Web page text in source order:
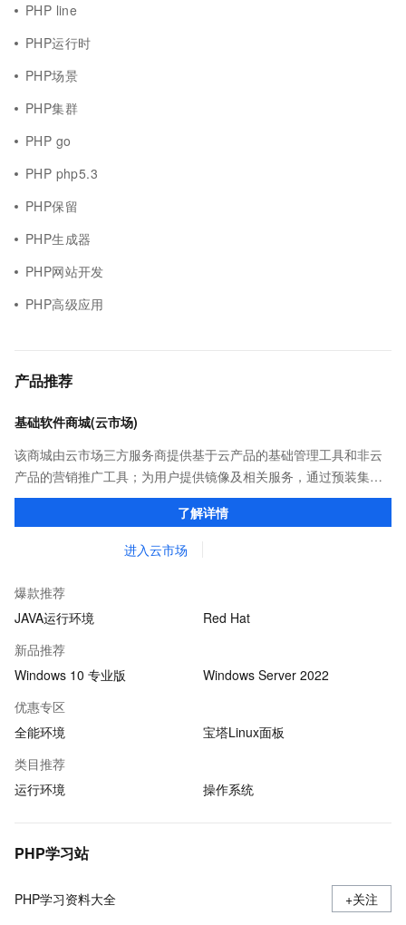
PHP line
PHP运行时
PHP场景
PHP集群
PHP go
PHP php5.3
PHP保留
PHP生成器
PHP网站开发
PHP高级应用
产品推荐
基础软件商城(云市场)
该商城由云市场三方服务商提供基于云产品的基础管理工具和非云
产品的营销推广工具；为用户提供镜像及相关服务，通过预装集成
环境及软件，实现云服务器即开即于阿里云的独立软件类，包括商
业软件、系统软件、营销软件等。了解详情
进入云市场
爆款推荐
JAVA运行环境
Red Hat
新品推荐
Windows 10 专业版
Windows Server 2022
优惠专区
全能环境
宝塔Linux面板
类目推荐
运行环境
操作系统
PHP学习站
PHP学习资料大全 +关注